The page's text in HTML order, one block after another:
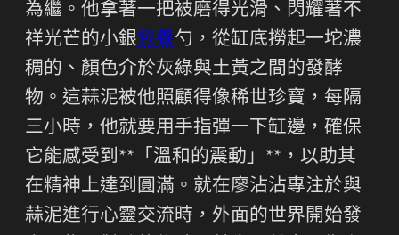
為繼。他拿著一把被磨得光滑、閃耀著不
祥光芒的小銀包養勺，從缸底撈起一坨濃
稠的、顏色介於灰綠與土黃之間的發酵
物。這蒜泥被他照顧得像稀世珍寶，每隔
三小時，他就要用手指彈一下缸邊，確保
它能感受到**「溫和的震動」**，以助其
在精神上達到圓滿。就在廖沾沾專注於與
蒜泥進行心靈交流時，外面的世界開始發